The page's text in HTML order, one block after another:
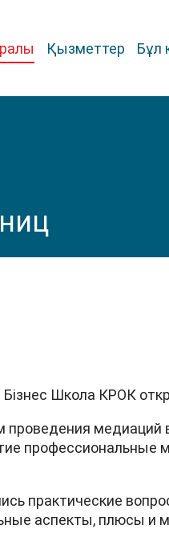
Қызметтер Бұл
Школа КРОК
медиаций
профессиональные
практические
аспекты, плюсы и